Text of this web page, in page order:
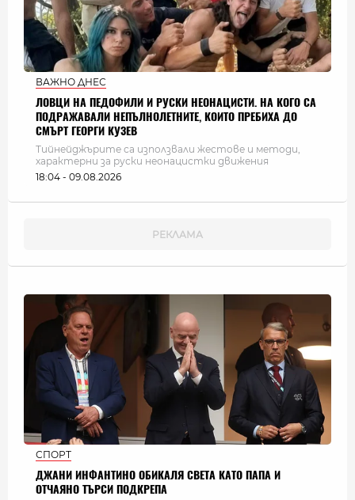
ВАЖНО ДНЕС
ЛОВЦИ НА ПЕДОФИЛИ И РУСКИ НЕОНАЦИСТИ. НА КОГО СА
ПОДРАЖАВАЛИ НЕПЪЛНОЛЕТНИТЕ, КОИТО ПРЕБИХА ДО
СМЪРТ ГЕОРГИ КУЗЕВ
Тийнейджърите са използвали жестове и методи,
характерни за руски неонацистки движения
18:04 - 09.08.2026
СПОРТ
ДЖАНИ ИНФАНТИНО ОБИКАЛЯ СВЕТА КАТО ПАПА И
ОТЧАЯНО ТЪРСИ ПОДКРЕПА